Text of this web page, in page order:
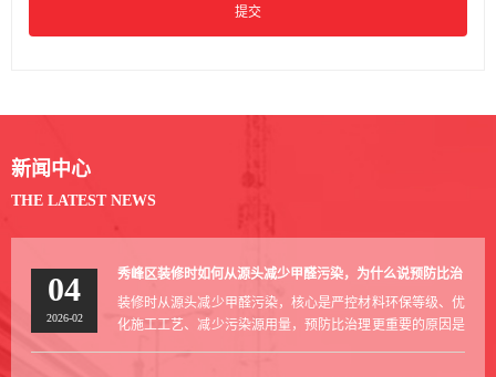
提交
新闻中心
THE LATEST NEWS
04
2026-02
秀峰区装修时如何从源头减少甲醛污染，为什么说预防比治
理更重要？
装修时从源头减少甲醛污染，核心是严控材料环保等级、优
化施工工艺、减少污染源用量，预防比治理更重要的原因是